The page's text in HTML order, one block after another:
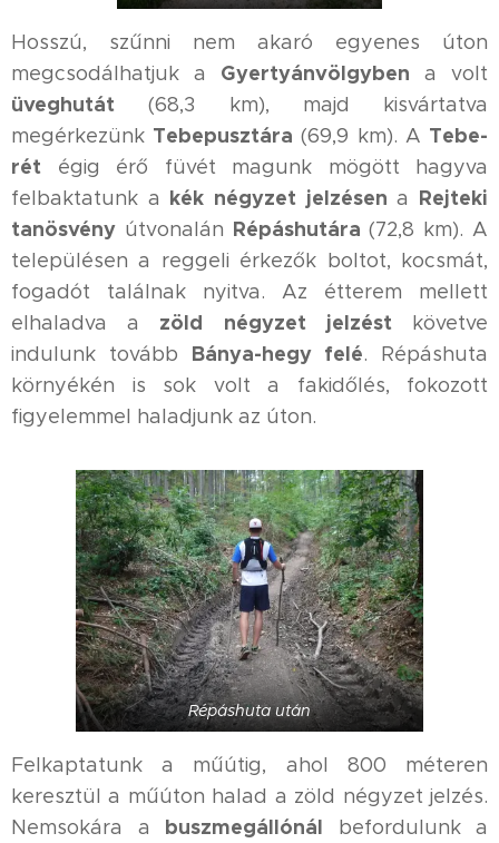
Hosszú, szűnni nem akaró egyenes úton
megcsodálhatjuk a Gyertyánvölgyben a volt
üveghutát (68,3 km), majd kisvártatva
megérkezünk Tebepusztára(69,9 km). A Tebe-
rét égig érő füvét magunk mögött hagyva
felbaktatunk a kék négyzet jelzésen a Rejteki
tanösvény útvonalán Répáshutára (72,8 km). A
településen a reggeli érkezők boltot, kocsmát,
fogadót találnak nyitva. Az étterem mellett
elhaladva a zöld négyzet jelzéstkövetve
indulunk tovább Bánya-hegy felé. Répáshuta
környékén is sok volt a fakidőlés, fokozott
figyelemmel haladjunk az úton.
Répáshuta után
Felkaptatunk a műútig, ahol 800 méteren
keresztül a műúton halad a zöld négyzet jelzés.
Nemsokára a buszmegállónál befordulunk a